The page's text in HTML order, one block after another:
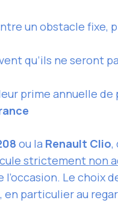
un obstacle fixe,
qu’ils ne seront
prime annuelle de
ou la Renault Clio,
strictement non
l’occasion. Le
particulier au